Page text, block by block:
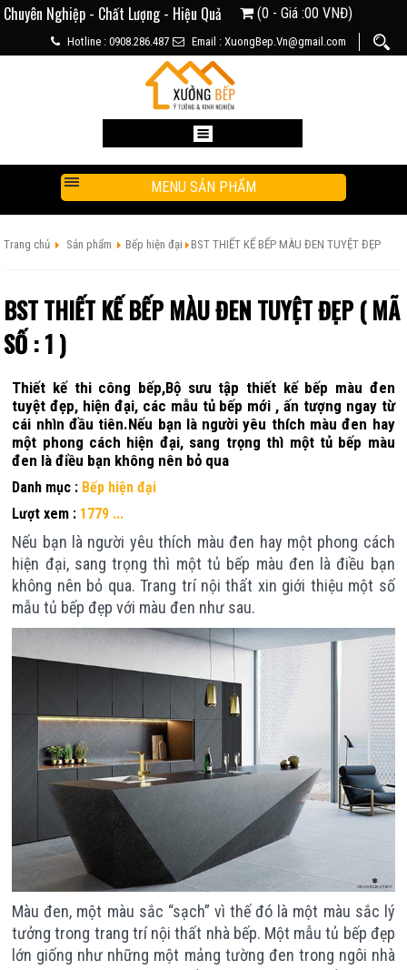
Chuyên Nghiệp - Chất Lượng - Hiệu Quả (0 - Giá :00 VNĐ)
Hotline : 0908.286.487 Email : XuongBep.Vn@gmail.com
MENU SẢN PHẨM
Trang chủ Sản phẩm Bếp hiện đại BST THIẾT KẾ BẾP MÀU ĐEN TUYỆT ĐẸP
BST THIẾT KẾ BẾP MÀU ĐEN TUYỆT ĐẸP ( MÃ
SỐ : 1 )
Thiết kế thi công bếp,Bộ sưu tập thiết kế bếp màu đen
tuyệt đẹp, hiện đại, các mẫu tủ bếp mới , ấn tượng ngay từ
cái nhìn đầu tiên.Nếu bạn là người yêu thích màu đen hay
một phong cách hiện đại, sang trọng thì một tủ bếp màu
đen là điều bạn không nên bỏ qua
Danh mục : Bếp hiện đại
Lượt xem : 1779 ...
Nếu bạn là người yêu thích màu đen hay một phong cách
hiện đại, sang trọng thì một tủ bếp màu đen là điều bạn
không nên bỏ qua. Trang trí nội thất xin giới thiệu một số
mẫu tủ bếp đẹp với màu đen như sau.
Màu đen, một màu sắc “sạch” vì thế đó là một màu sắc lý
tưởng trong trang trí nội thất nhà bếp. Một mẫu tủ bếp đẹp
lớn giống như những một mảng tường đen trong ngôi nhà